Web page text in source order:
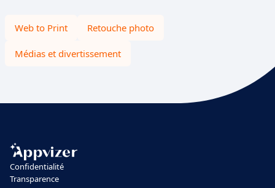
Web to Print Retouche photo
Médias et divertissement
Confidentialité
Transparence